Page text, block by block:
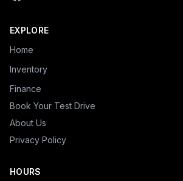
EXPLORE
Home
Inventory
Finance
Book Your Test Drive
About Us
Privacy Policy
HOURS